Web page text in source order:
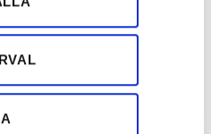
vi samarbetar med.
informationen med annan
eller som de har
tjänster.
som vi inte kan påverka
mycket bättre än